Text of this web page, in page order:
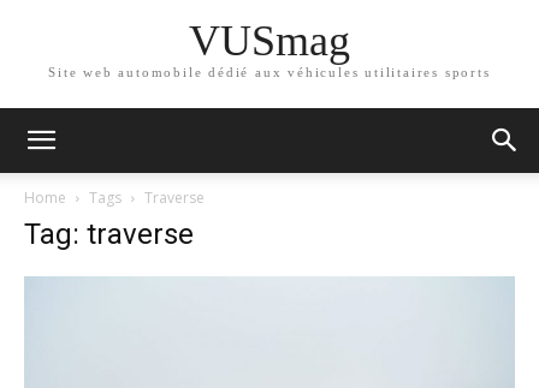
VUSmag
Site web automobile dédié aux véhicules utilitaires sports
Home Tags Traverse
Tag: traverse